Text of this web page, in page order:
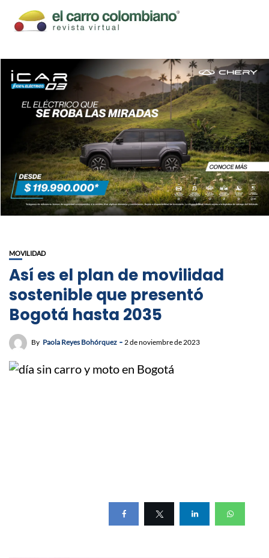
MOVILIDAD
Así es el plan de movilidad
sostenible que presentó
Bogotá hasta 2035
By Paola Reyes Bohórquez 2 de noviembre de 2023